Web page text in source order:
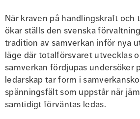
När kraven på handlingskraft och
ökar ställs den svenska
tradition av samverkan inför nya
läge där totalförsvaret utvecklas
samverkan fördjupas undersöker
ledarskap tar form i
spänningsfält som uppstår när
samtidigt förväntas ledas.